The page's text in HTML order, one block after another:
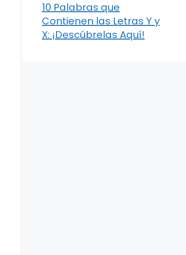
10 Palabras que
Contienen las Letras Y y
X: ¡Descúbrelas Aquí!